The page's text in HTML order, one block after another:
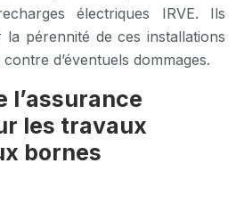
électriques IRVE. Ils
pérennité de ces installations
d’éventuels dommages.
l’assurance
les travaux
bornes